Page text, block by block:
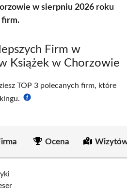
w sierpniu 2026 roku
firm.
Firm w
Książek w Chorzowie
TOP 3 polecanych firm, które
Ocena